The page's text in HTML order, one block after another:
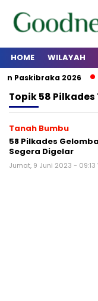
HOME WILAYAH
Paskibraka 2026
Topik58
Tanah Bumbu
58 Pilkades
Segera Digelar
Jumat, 9 Juni 2023 - 09:13